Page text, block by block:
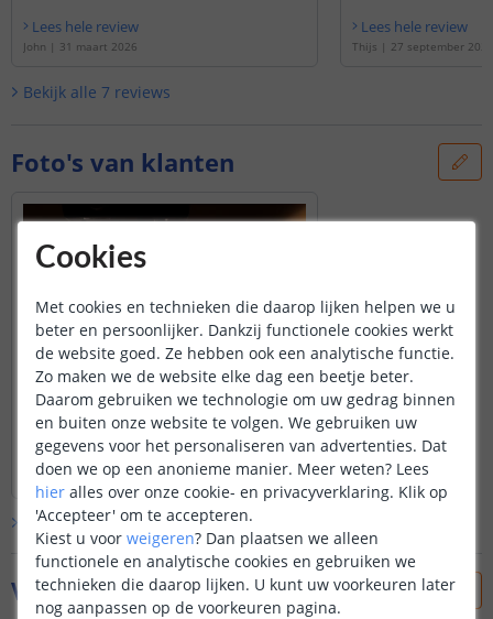
Lees hele review
John | 31 maart 2026
Lees hele review
Thijs | 27 september 2024
Bekijk alle 7 reviews
Foto's van klanten
Bekijk alleklantfoto’s
Vraag & antwoord
Cookies
Met cookies en technieken die daarop lijken helpen we u
beter en persoonlijker. Dankzij functionele cookies werkt
de website goed. Ze hebben ook een analytische functie.
Zo maken we de website elke dag een beetje beter.
Daarom gebruiken we technologie om uw gedrag binnen
en buiten onze website te volgen. We gebruiken uw
gegevens voor het personaliseren van advertenties. Dat
doen we op een anonieme manier. Meer weten? Lees
hier alles over onze cookie- en privacyverklaring. Klik op
'Accepteer' om te accepteren.
Kiest u voor weigeren? Dan plaatsen we alleen
functionele en analytische cookies en gebruiken we
technieken die daarop lijken. U kunt uw voorkeuren later
nog aanpassen op de voorkeuren pagina.